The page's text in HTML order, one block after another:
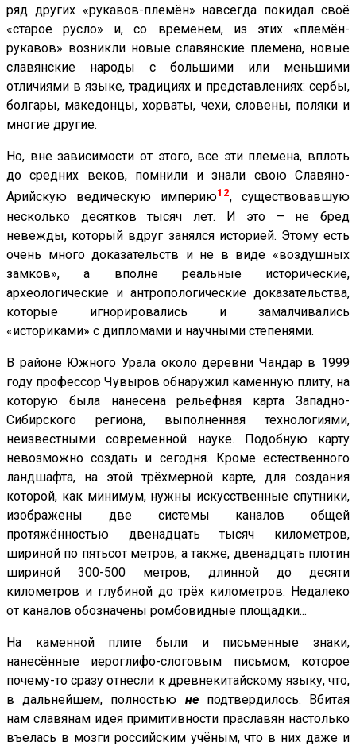
ряд других «рукавов-племён» навсегда покидал своё
«старое русло» и, со временем, из этих «племён-
рукавов» возникли новые славянские племена, новые
славянские народы с большими или меньшими
отличиями в языке, традициях и представлениях: сербы,
болгары, македонцы, хорваты, чехи, словены, поляки и
многие другие.
Но, вне зависимости от этого, все эти племена, вплоть
до средних веков, помнили и знали свою Славяно-
Арийскую ведическую империю12, существовавшую
несколько десятков тысяч лет. И это – не бред
невежды, который вдруг занялся историей. Этому есть
очень много доказательств и не в виде «воздушных
замков», а вполне реальные исторические,
археологические и антропологические доказательства,
которые игнорировались и замалчивались
«историками» с дипломами и научными степенями.
В районе Южного Урала около деревни Чандар в 1999
году профессор Чувыров обнаружил каменную плиту, на
которую была нанесена рельефная карта Западно-
Сибирского региона, выполненная технологиями,
неизвестными современной науке. Подобную карту
невозможно создать и сегодня. Кроме естественного
ландшафта, на этой трёхмерной карте, для создания
которой, как минимум, нужны искусственные спутники,
изображены две системы каналов общей
протяжённостью двенадцать тысяч километров,
шириной по пятьсот метров, а также, двенадцать плотин
шириной 300-500 метров, длинной до десяти
километров и глубиной до трёх километров. Недалеко
от каналов обозначены ромбовидные площадки...
На каменной плите были и письменные знаки,
нанесённые иероглифо-слоговым письмом, которое
почему-то сразу отнесли к древнекитайскому языку, что,
в дальнейшем, полностью неподтвердилось. Вбитая
нам славянам идея примитивности праславян настолько
въелась в мозги российским учёным, что в них даже и